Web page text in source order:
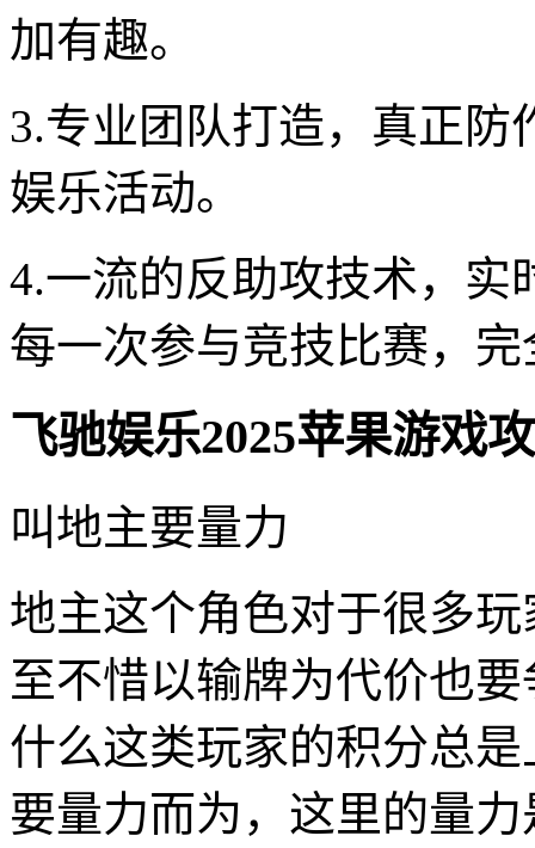
加有趣。
3.专业团队打造，真正
娱乐活动。
4.一流的反助攻技术，实
每一次参与竞技比赛，
飞驰娱乐2025苹果游戏
叫地主要量力
地主这个角色对于很多
至不惜以输牌为代价也
什么这类玩家的积分总
要量力而为，这里的量